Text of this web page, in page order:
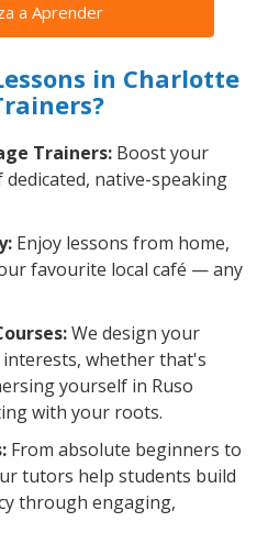
a Aprender
in Charlotte
Trainers: Boost your
native-speaking
Enjoy lessons from home,
favourite local café — any
We design your
whether that's
yourself in Ruso
with your roots.
From absolute beginners to
tutors help students build
through engaging,